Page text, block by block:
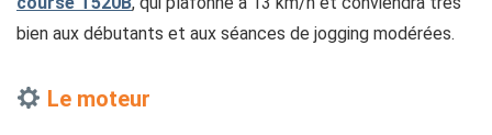
bien aux débutants et aux séances de jogging modérées.
Le moteur